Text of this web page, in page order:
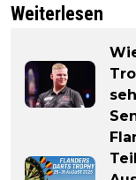
Weiterlesen